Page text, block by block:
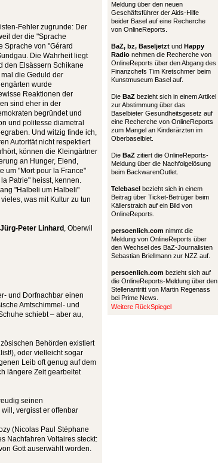
Fehler zugrunde: Der
der die "Sprache
Sprache von "Gérard
Die Wahrheit liegt
den Elsässern Schikane
die Geduld der
wurde
Reaktionen der
sind eher in der
begründet und
und politesse diametral
Und witzig finde ich,
Autorität nicht respektiert
können die Kleingärtner
an Hunger, Elend,
um "Mort pour la France"
Patrie" heisst, kennen.
"Halbeli um Halbeli"
was mit Kultur zu tun
Jürg-Peter Linhard , Oberwil
und Dorfnachbar einen
Amtschimmel- und
schiebt – aber au,
Behörden existiert
oder vielleicht sogar
Leib oft genug auf dem
längere Zeit gearbeitet
seinen
vergisst er offenbar
(Nicolas Paul Stéphane
Nachfahren Voltaires steckt:
Gott auserwählt worden.
Meldung über den neuen
Geschäftsführer der Aids-Hilfe
beider Basel auf eine Recherche
von OnlineReports.
BaZ, bz, Baseljetzt und Happy
Radio nehmen die Recherche von
OnlineReports über den Abgang des
Finanzchefs Tim Kretschmer beim
Kunstmuseum Basel auf.
Die BaZ bezieht sich in einem Artikel
zur Abstimmung über das
Baselbieter Gesundheitsgesetz auf
eine Recherche von OnlineReports
zum Mangel an Kinderärzten im
Oberbaselbiet.
Die BaZ zitiert die OnlineReports-
Meldung über die Nachfolgelösung
beim BackwarenOutlet.
Telebasel bezieht sich in einem
Beitrag über Ticket-Betrüger beim
Källerstraich auf ein Bild von
OnlineReports.
persoenlich.com nimmt die
Meldung von OnlineReports über
den Wechsel des BaZ-Journalisten
Sebastian Briellmann zur NZZ auf.
persoenlich.com bezieht sich auf
die OnlineReports-Meldung über den
Stellenantritt von Martin Regenass
bei Prime News.
Weitere RückSpiegel